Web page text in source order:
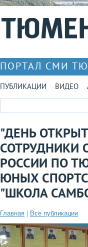
ПОРТАЛ СМИ
ПУБЛИКАЦИИ ВИДЕО
"ДЕНЬ
СОТРУДНИКИ
РОССИИ ПО
ЮНЫХ
"ШКОЛА
Главная Все публикации